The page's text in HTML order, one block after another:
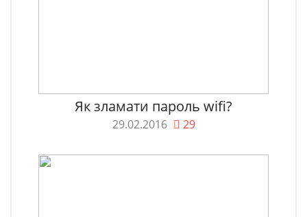
Як зламати пароль wifi?
29.02.2016 29